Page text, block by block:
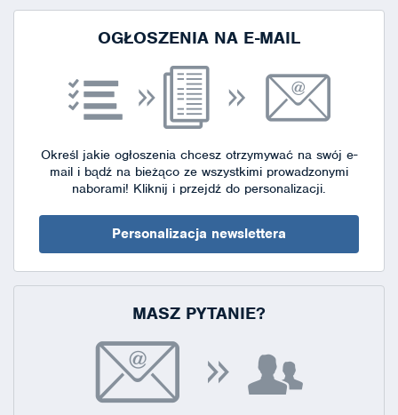
OGŁOSZENIA NA E-MAIL
Określ jakie ogłoszenia chcesz otrzymywać na swój e-
mail i bądź na bieżąco ze wszystkimi prowadzonymi
naborami! Kliknij i przejdź do personalizacji.
Personalizacja newslettera
MASZ PYTANIE?